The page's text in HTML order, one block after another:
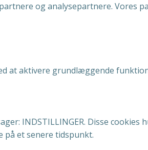
og analysepartnere. Vores
at aktivere grundlæggende
INDSTILLINGER. Disse
på et senere tidspunkt.